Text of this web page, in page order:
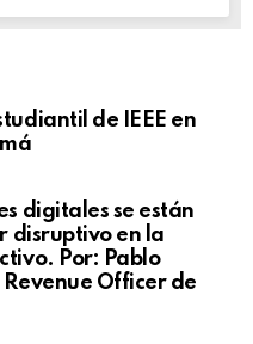
de IEEE en
digitales se están
disruptivo en la
Por: Pablo
Officer de